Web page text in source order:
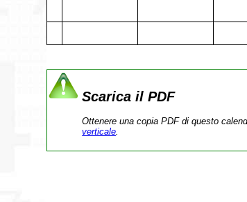
Scarica il PDF
Ottenere una copia PDF di questo
verticale.